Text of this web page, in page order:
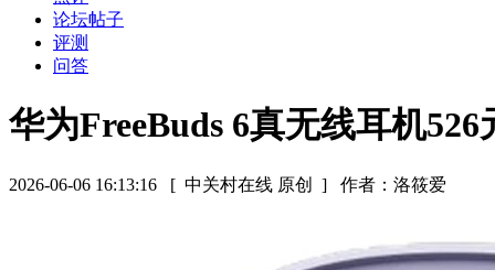
论坛帖子
评测
问答
华为FreeBuds 6真无线耳机526
2026-06-06 16:13:16 [ 中关村在线 原创 ] 作者：洛筱爱